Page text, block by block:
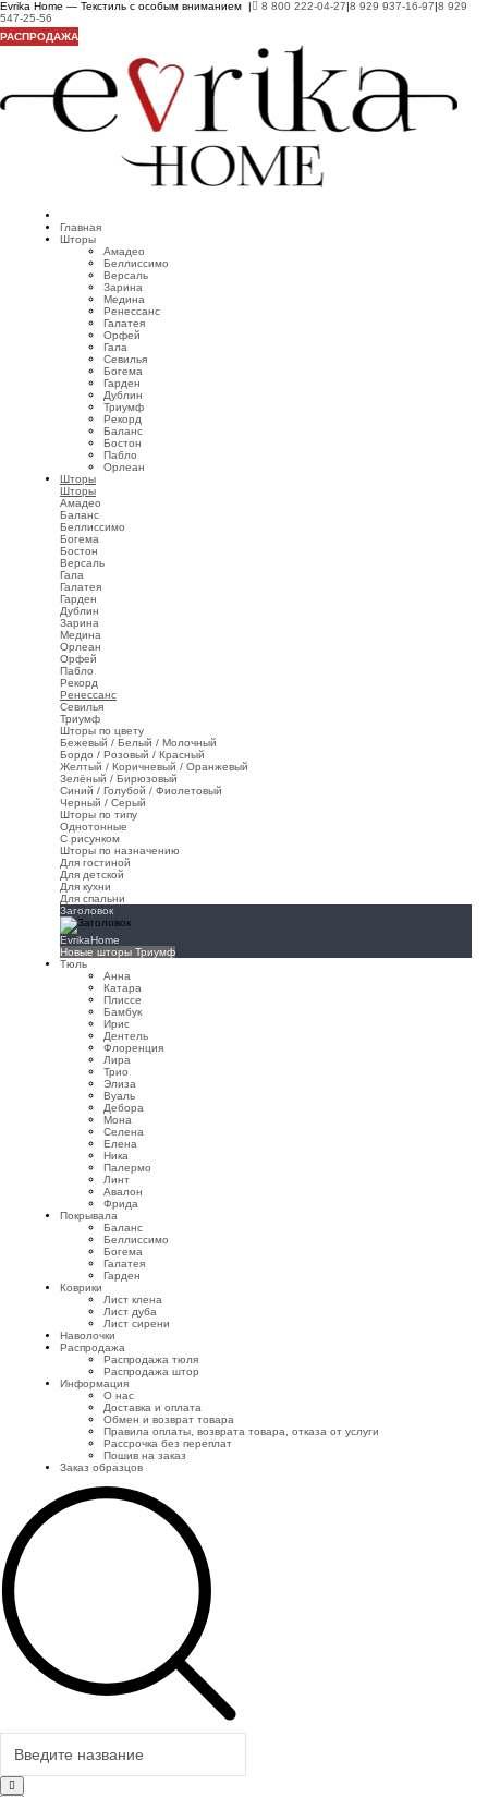
Evrika Home — Текстиль с особым вниманием | 8 800 222-04-27|8 929 937-16-97|8 929
547-25-56
Главная
Шторы
Амадео
Беллиссимо
Версаль
Зарина
Медина
Ренессанс
Галатея
Орфей
Гала
Севилья
Богема
Гарден
Дублин
Триумф
Рекорд
Баланс
Бостон
Пабло
Орлеан
Шторы
Шторы
Амадео
Баланс
Беллиссимо
Богема
Бостон
Версаль
Гала
Галатея
Гарден
Дублин
Зарина
Медина
Орлеан
Орфей
Пабло
Рекорд
Ренессанс
Севилья
Триумф
Шторы по цвету
Бежевый / Белый / Молочный
Бордо / Розовый / Красный
Желтый / Коричневый / Оранжевый
Зелёный / Бирюзовый
Синий / Голубой / Фиолетовый
Черный / Серый
Шторы по типу
Однотонные
С рисунком
Шторы по назначению
Для гостиной
Для детской
Для кухни
Для спальни
Заголовок
EvrikaHome
Новые шторы Триумф
Тюль
Анна
Катара
Плиссе
Бамбук
Ирис
Дентель
Флоренция
Лира
Трио
Элиза
Вуаль
Дебора
Мона
Селена
Елена
Ника
Палермо
Линт
Авалон
Фрида
Покрывала
Баланс
Беллиссимо
Богема
Галатея
Гарден
Коврики
Лист клена
Лист дуба
Лист сирени
Наволочки
Распродажа
Распродажа тюля
Распродажа штор
Информация
О нас
Доставка и оплата
Обмен и возврат товара
Правила оплаты, возврата товара, отказа от услуги
Рассрочка без переплат
Пошив на заказ
Заказ образцов
РАСПРОДАЖА